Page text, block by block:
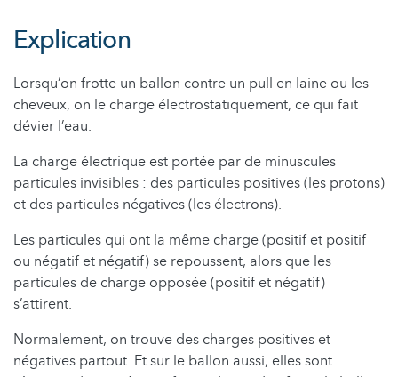
Explication
Lorsqu’on frotte un ballon contre un pull en laine ou les
cheveux, on le charge électrostatiquement, ce qui fait
dévier l’eau.
La charge électrique est portée par de minuscules
particules invisibles : des particules positives (les protons)
et des particules négatives (les électrons).
Les particules qui ont la même charge (positif et positif
ou négatif et négatif) se repoussent, alors que les
particules de charge opposée (positif et négatif)
s’attirent.
Normalement, on trouve des charges positives et
négatives partout. Et sur le ballon aussi, elles sont